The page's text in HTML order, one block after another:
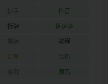
抖音
拆解 拼多多
教程
流量 涨粉
源码